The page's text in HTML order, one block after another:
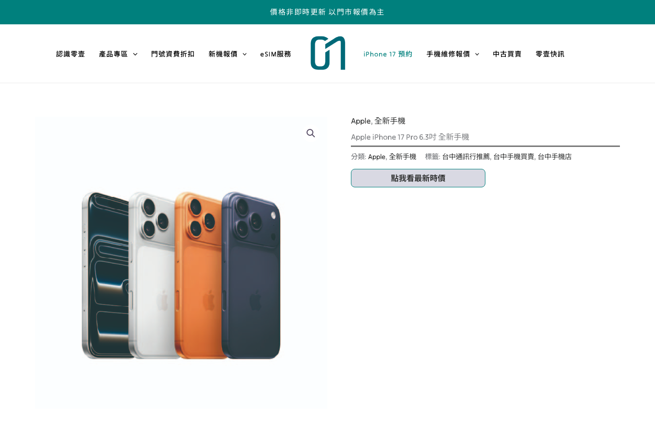
價格非即時更新 以門市報價為主
認識零壹 產品專區 門號資費折扣 新機報價 eSIM服務 iPhone 17 預約 手機維修報價 中古買賣 零壹快訊
Apple, 全新手機
Apple iPhone 17 Pro 6.3吋 全新手機
分類: Apple, 全新手機 標籤: 台中通訊行推薦, 台中手機買賣, 台中手機店
點我看最新時價